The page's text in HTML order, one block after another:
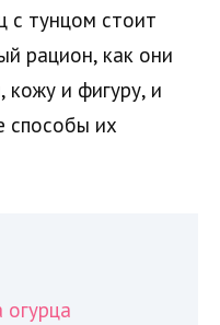
с тунцом стоит
рацион, как они
кожу и фигуру, и
способы их
огурца